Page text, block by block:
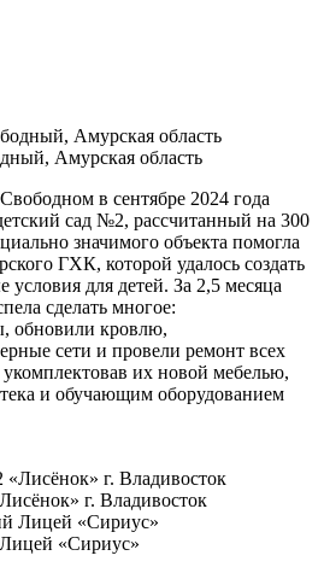
Амурская область
в сентябре 2024 года
сад №2, рассчитанный на 300
значимого объекта помогла
ГХК, которой удалось создать
для детей. За 2,5 месяца
сделать многое:
обновили кровлю,
сети и провели ремонт всех
их новой мебелью,
и обучающим оборудованием
г. Владивосток
«Сириус»